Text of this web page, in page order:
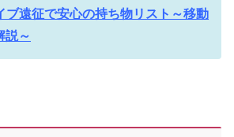
ブ遠征で安心の持ち物リスト～移動
説～